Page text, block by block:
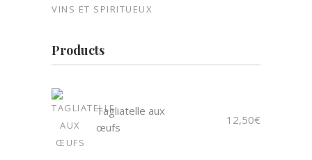
VINS ET SPIRITUEUX
Products
Tagliatelle aux
œufs
12,50€